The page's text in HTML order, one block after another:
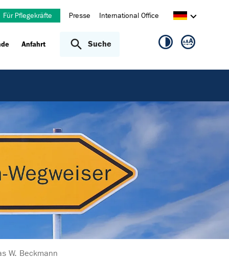
Für Pflegekräfte Presse International Office
Anfahrt Suche
W. Beckmann